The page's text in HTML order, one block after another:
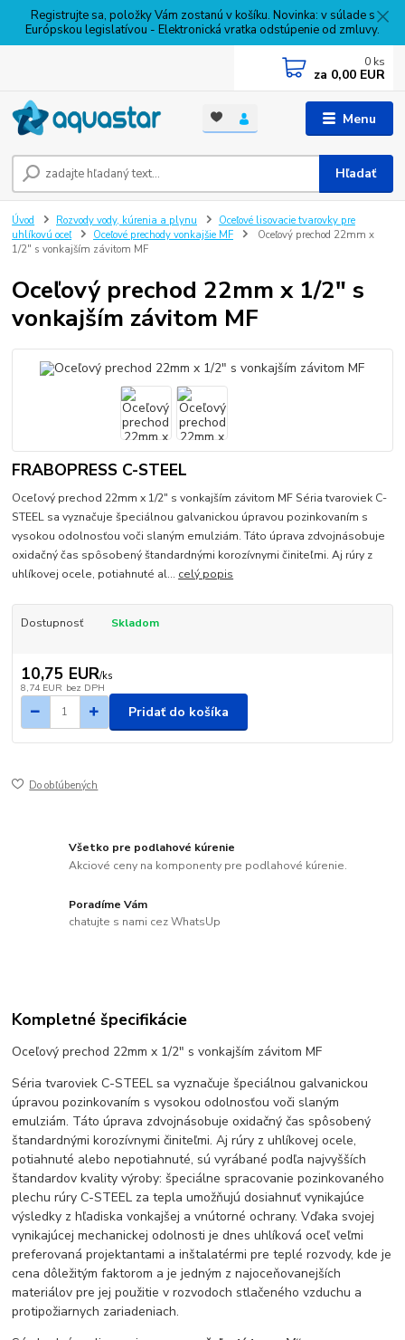
Registrujte sa, položky Vám zostanú v košíku. Novinka: v súlade s
Európskou legislatívou - Elektronická vratka odstúpenie od zmluvy.
Menu
Hľadať
0 ks
za 0,00 EUR
Úvod Rozvody vody, kúrenia a plynu
Oceľové lisovacie tvarovky pre
uhlíkovú oceľ
Oceľové prechody vonkajšie MF
Oceľový prechod 22mm x
1/2" s vonkajším závitom MF
Oceľový prechod 22mm x 1/2" s
vonkajším závitom MF
FRABOPRESS C-STEEL
Oceľový prechod 22mm x 1/2" s vonkajším závitom MF Séria tvaroviek C-
STEEL sa vyznačuje špeciálnou galvanickou úpravou pozinkovaním s
vysokou odolnosťou voči slaným emulziám. Táto úprava zdvojnásobuje
oxidačný čas spôsobený štandardnými korozívnymi činiteľmi. Aj rúry z
uhlíkovej ocele, potiahnuté al... celý popis
Dostupnosť Skladom
10,75 EUR/ks
8,74 EUR bez DPH
Pridať do košíka
Do obľúbených
Všetko pre podlahové kúrenie
Akciové ceny na komponenty pre podlahové kúrenie.
Poradíme Vám
chatujte s nami cez WhatsUp
Kompletné špecifikácie
Oceľový prechod 22mm x 1/2" s vonkajším závitom MF
Séria tvaroviek C-STEEL sa vyznačuje špeciálnou galvanickou
úpravou pozinkovaním s vysokou odolnosťou voči slaným
emulziám. Táto úprava zdvojnásobuje oxidačný čas spôsobený
štandardnými korozívnymi činiteľmi. Aj rúry z uhlíkovej ocele,
potiahnuté alebo nepotiahnuté, sú vyrábané podľa najvyšších
štandardov kvality výroby: špeciálne spracovanie pozinkovaného
plechu rúry C-STEEL za tepla umožňujú dosiahnuť vynikajúce
výsledky z hľadiska vonkajšej a vnútorné ochrany. Vďaka svojej
vynikajúcej mechanickej odolnosti je dnes uhlíková oceľ veľmi
preferovaná projektantami a inštalatérmi pre teplé rozvody, kde je
cena dôležitým faktorom a je jedným z najoceňovanejších
materiálov pre jej použitie v rozvodoch stlačeného vzduchu a
protipožiarnych zariadeniach.